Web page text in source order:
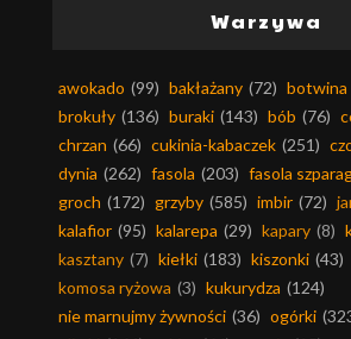
Warzywa
awokado (99) bakłażany (72) botwina
brokuły (136) buraki (143) bób (76)
chrzan (66) cukinia-kabaczek (251)
dynia (262) fasola (203) fasola
groch (172) grzyby (585) imbir (72)
kalafior (95) kalarepa (29) kapary (8)
kasztany (7) kiełki (183) kiszonki (43)
komosa ryżowa (3) kukurydza (124)
nie marnujmy żywności (36) ogórki